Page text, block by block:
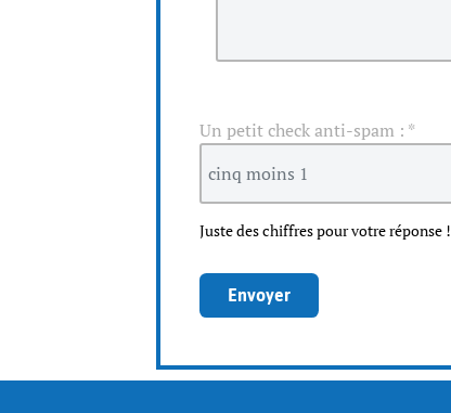
Un petit check anti-spam : *
Juste des chiffres pour votre réponse !
Envoyer